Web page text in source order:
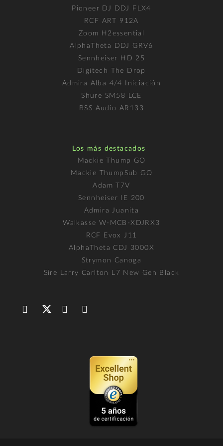
Pioneer DJ DDJ FLX4
RCF ART 912A
Zoom H2essential
AlphaTheta DDJ GRV6
Sennheiser HD 25
Digitech The Drop
Admira Alba 4/4 Iniciación
Shure SM58 LCE
BSS Audio AR133
Los más destacados
Mackie Thump GO
Mackie ThumpSub GO
Adam T7V
Sennheiser IE 200
Admira Juanita
Walkasse W-MCB-XDJRX3
RCF Evox J11
AlphaTheta CDJ 3000X
Strymon Canoga
Sire Larry Carlton L7 New Gen Black